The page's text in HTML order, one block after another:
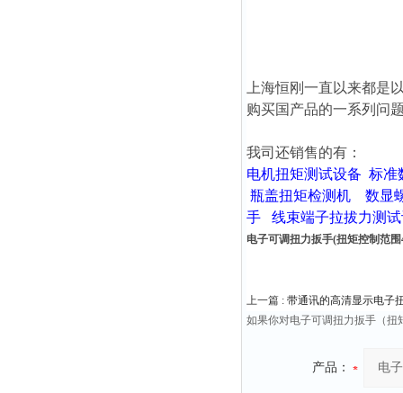
上海恒刚一直以来都是
购买国产品的一系列问
我司还销售的有：
电机扭矩测试设备 标准
瓶盖扭矩检测机
数显
手
线束端子拉拔力测
电子可调扭力扳手(扭矩控制范围
上一篇 : 带通讯的高清显示电子
如果你对电子可调扭力扳手（扭
产品：